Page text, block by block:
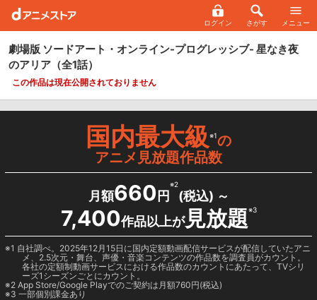
ログイン さがす メニュー
劇場版 ソードアート・オンライン-プログレッシブ- 星なき夜
のアリア （全1話）
この作品は現在公開されておりません
国内最大級※1の
アニメ見放題作品数
月額660 円
※2
(税込) ～
7,400作品以上が見放題※3
1 自社調べ。2025年12月15日に国内定額動画配信サービスが配信していたアニ
メ、2.5次元・舞台、声優・音楽コンテンツの作品数を調査員がカウント。
各社の定額制動画サービスにおける作品数のカウントにあたって、TVシリ
ーズ1シーズンごとにカウント。
2 App Store/Google Playでのご契約は月額760円(税込)
3 一部個別課金あり